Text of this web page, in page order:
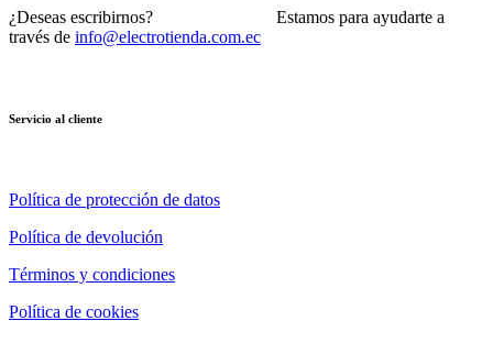
¿Deseas escribirnos? Estamos para ayudarte a
través de info@electrotienda.com.ec
Servicio al cliente
Política de protección de datos
Política de devolución
Términos y condiciones
Política de cookies